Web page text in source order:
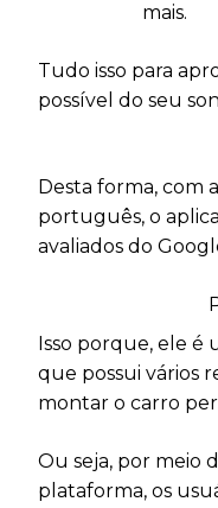
mais.
Tudo isso para
possível do seu
Desta forma, com
português, o
avaliados do
Isso porque, ele é
que possui vários
montar o carro
Ou seja, por meio
plataforma, os